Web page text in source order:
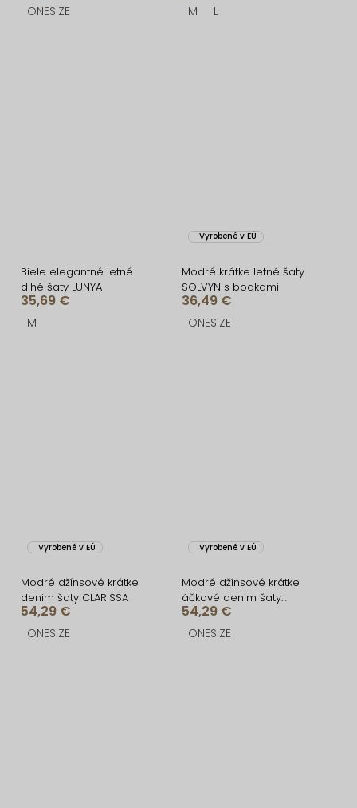
ONESIZE M L
Biele elegantné letné
dlhé šaty LUNYA
35,69 €
M
Vyrobené v EÚ
Modré krátke letné šaty
SOLVYN s bodkami
36,49 €
ONESIZE
Vyrobené v EÚ
Modré džínsové krátke
denim šaty CLARISSA
54,29 €
ONESIZE
Vyrobené v EÚ
Modré džínsové krátke
áčkové denim šaty
MIRABELA
54,29 €
ONESIZE